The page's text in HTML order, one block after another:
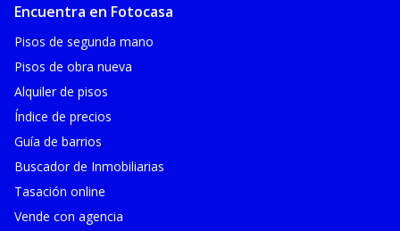
Encuentra en Fotocasa
Pisos de segunda mano
Pisos de obra nueva
Alquiler de pisos
Índice de precios
Guía de barrios
Buscador de Inmobiliarias
Tasación online
Vende con agencia